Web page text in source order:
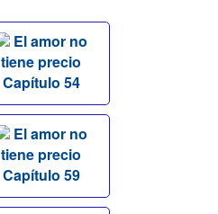
El amor no
tiene precio
Capítulo 54
El amor no
tiene precio
Capítulo 59